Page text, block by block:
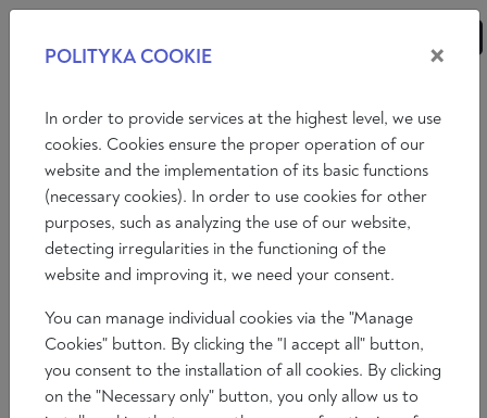
Eseje
FRANCISZEK A WOJNA NA UKRAINIE
Grzegorz Górny
2023-01-29
Czas czytania 15 min
POLITYKA COOKIE ×
In order to provide services at the highest level, we use
cookies. Cookies ensure the proper operation of our
website and the implementation of its basic functions
(necessary cookies). In order to use cookies for other
purposes, such as analyzing the use of our website,
detecting irregularities in the functioning of the
website and improving it, we need your consent.
You can manage individual cookies via the "Manage
Cookies" button. By clicking the "I accept all" button,
you consent to the installation of all cookies. By clicking
on the "Necessary only" button, you only allow us to